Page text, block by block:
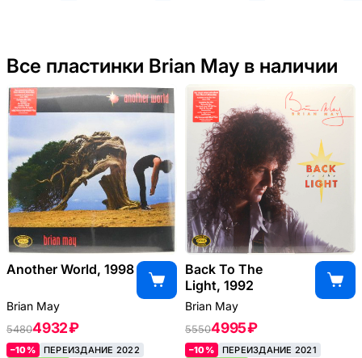
Road
Все пластинки Brian May в наличии
Another World, 1998
Brian May
54804932 ₽
–10%
ПЕРЕИЗДАНИЕ 2022
Back To The
Light, 1992
Brian May
55504995 ₽
–10%
ПЕРЕИЗДАНИЕ 2021